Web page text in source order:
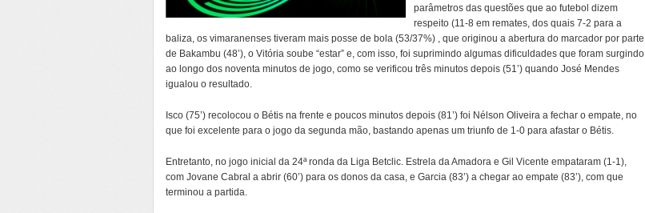
parâmetros das questões que ao futebol dizem
respeito (11-8 em remates, dos quais 7-2 para a
baliza, os vimaranenses tiveram mais posse de bola (53/37%) , que originou a abertura do marcador por parte
de Bakambu (48’), o Vitória soube “estar” e, com isso, foi suprimindo algumas dificuldades que foram surgindo
ao longo dos noventa minutos de jogo, como se verificou três minutos depois (51’) quando José Mendes
igualou o resultado.
Isco (75’) recolocou o Bétis na frente e poucos minutos depois (81’) foi Nélson Oliveira a fechar o empate, no
que foi excelente para o jogo da segunda mão, bastando apenas um triunfo de 1-0 para afastar o Bétis.
Entretanto, no jogo inicial da 24ª ronda da Liga Betclic. Estrela da Amadora e Gil Vicente empataram (1-1),
com Jovane Cabral a abrir (60’) para os donos da casa, e Garcia (83’) a chegar ao empate (83’), com que
terminou a partida.